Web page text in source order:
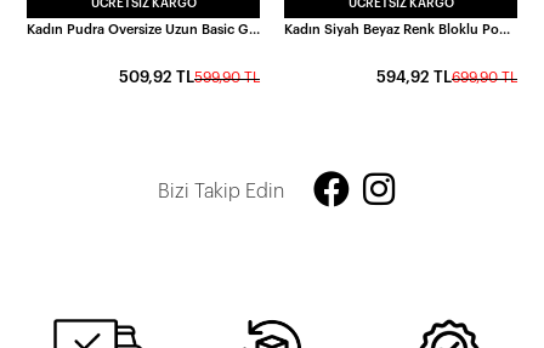
ÜCRETSIZ KARGO
Kadın Pudra Oversize Uzun Basic Gömlek HZL22W-BD139001
599,90 TL
509,92 TL
ÜCRETSIZ KARGO
Kadın Siyah Beyaz Renk Bloklu Poplin Basic Gömlek HZL22S-BD1201161
699,90 TL
594,92 TL
Bizi Takip Edin